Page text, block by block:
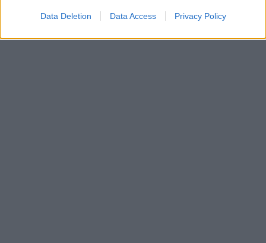
Data Deletion Data Access Privacy Policy